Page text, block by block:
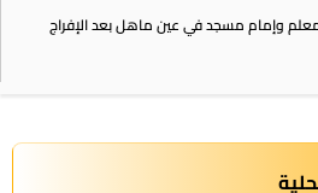
وإمام مسجد في عين ماهل بعد الإفراج